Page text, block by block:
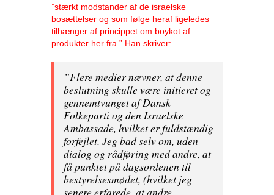
”stærkt modstander af de israelske
bosættelser og som følge heraf ligeledes
tilhænger af princippet om boykot af
produkter her fra.” Han skriver:
”Flere medier nævner, at denne
beslutning skulle være initieret og
gennemtvunget af Dansk
Folkeparti og den Israelske
Ambassade, hvilket er fuldstændig
forfejlet. Jeg bad selv om, uden
dialog og rådføring med andre, at
få punktet på dagsordenen til
bestyrelsesmødet, (hvilket jeg
senere erfarede, at andre